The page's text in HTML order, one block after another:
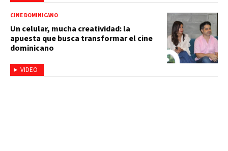
VIDEO
CINE DOMINICANO
Un celular, mucha creatividad: la
apuesta que busca transformar el cine
dominicano